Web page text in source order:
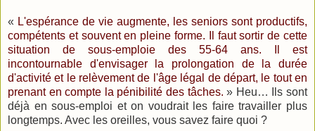
« L'espérance de vie augmente, les seniors sont productifs,
compétents et souvent en pleine forme. Il faut sortir de cette
situation de sous-emploie des 55-64 ans. Il est
incontournable d'envisager la prolongation de la durée
d'activité et le relèvement de l'âge légal de départ, le tout en
prenant en compte la pénibilité des tâches. » Heu… Ils sont
déjà en sous-emploi et on voudrait les faire travailler plus
longtemps. Avec les oreilles, vous savez faire quoi ?